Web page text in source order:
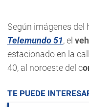
Según imágenes del
Telemundo 51, el
estacionado en la
40, al noroeste del c
TE PUEDE